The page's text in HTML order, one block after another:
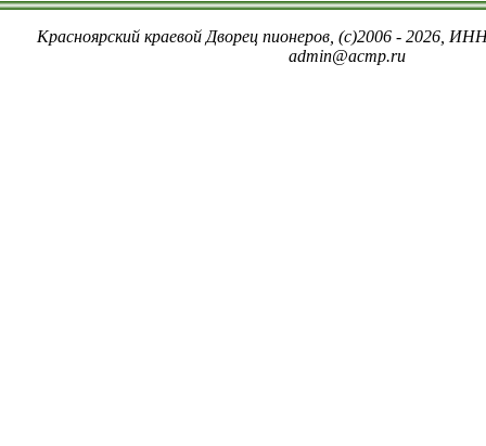
Красноярский краевой Дворец пионеров, (c)2006 - 2026,
admin@acmp.ru